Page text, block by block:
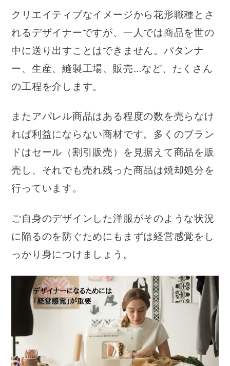
クリエイティブなイメージから花形職種とさ
れるデザイナーですが、一人では商品を世の
中に送り出すことはできません。パタンナ
ー、生産、縫製工場、販売…など、たくさん
の工程を介します。
またアパレル商品はある程度の数を売らなけ
れば利益にならない商材です。多くのブラン
ドはセール（割引販売）を見据えて商品を販
売し、それでも売れ残った商品は焼却処分を
行っています。
ご自身のデザインした洋服がそのような状況
に陥るのを防ぐためにもまずは経営感覚をし
っかり身につけましょう。